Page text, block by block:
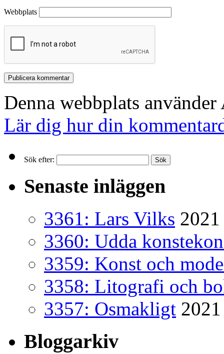
Webbplats
Denna webbplats
Lär dig hur din
Sök efter:
Senaste inläggen
3361: Lars Vilks
3360: Udda
3359: Konst och
3358: Litografi och
3357: Osmakligt
Bloggarkiv